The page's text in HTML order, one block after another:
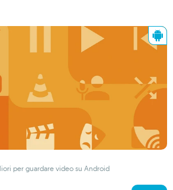
per guardare video su Android